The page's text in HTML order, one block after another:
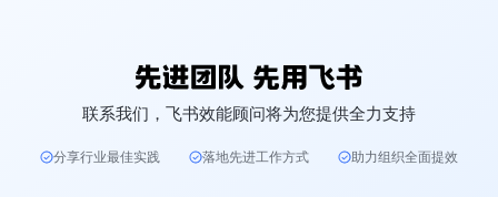
联系我们，飞书效能顾问将为您提供全力支持
分享行业最佳实践 落地先进工作方式 助力组织全面提效